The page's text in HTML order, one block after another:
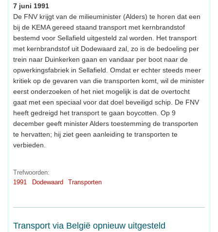
7 juni 1991
De FNV krijgt van de milieuminister (Alders) te horen dat een
bij de KEMA gereed staand transport met kernbrandstof
bestemd voor Sellafield uitgesteld zal worden. Het transport
met kernbrandstof uit Dodewaard zal, zo is de bedoeling per
trein naar Duinkerken gaan en vandaar per boot naar de
opwerkingsfabriek in Sellafield. Omdat er echter steeds meer
kritiek op de gevaren van die transporten komt, wil de minister
eerst onderzoeken of het niet mogelijk is dat de overtocht
gaat met een speciaal voor dat doel beveiligd schip. De FNV
heeft gedreigd het transport te gaan boycotten. Op 9
december geeft minister Alders toestemming de transporten
te hervatten; hij ziet geen aanleiding te transporten te
verbieden.
Trefwoorden:
1991
Dodewaard Transporten
Transport via België opnieuw uitgesteld